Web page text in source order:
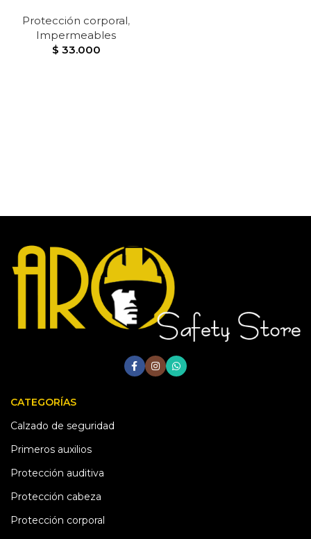
Protección corporal,
Impermeables
$ 33.000
CATEGORÍAS
Calzado de seguridad
Primeros auxilios
Protección auditiva
Protección cabeza
Protección corporal